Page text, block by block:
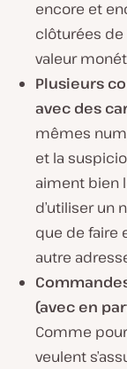
encore et
clôturées de
valeur
Plusieurs
avec des
mêmes
et la
aiment bien
d’utiliser un
que de faire
autre
(avec en
Comme
veulent